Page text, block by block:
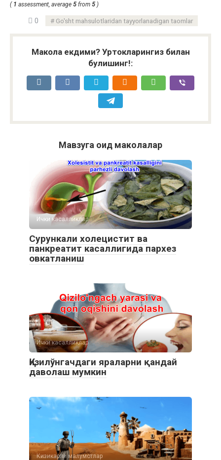
( 1 assessment, average 5 from 5 )
0 Go'sht mahsulotlaridan tayyorlanadigan taomlar
Макола екдими? Уртокларингиз билан
булишинг!:
Мавзуга оид маколалар
Ички касалликлар
Сурункали холецистит ва
панкреатит касаллигида пархез
овкатланиш
Ички касалликлар
Қизилўнгачдаги яраларни қандай
даволаш мумкин
Кизикарли малумотлар